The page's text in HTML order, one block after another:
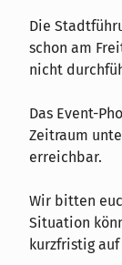
Die
schon am
nicht
Das Event-
Zeitraum
erreichbar.
Wir bitten
Situation
kurzfristig auf